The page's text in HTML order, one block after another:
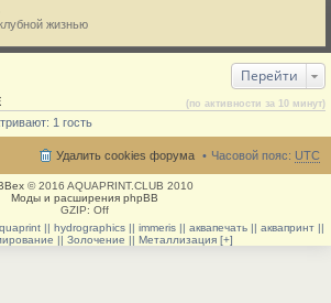
жизнью
Перейти
(по активности за 10 минут)
1 гость
Часовой пояс: UTC
Удалить cookies форума
© 2016 AQUAPRINT.CLUB 2010
Моды и расширения phpBB
GZIP: Off
|| hydrographics || immeris || аквапечать || аквапринт ||
|| Золочение || Металлизация [+]